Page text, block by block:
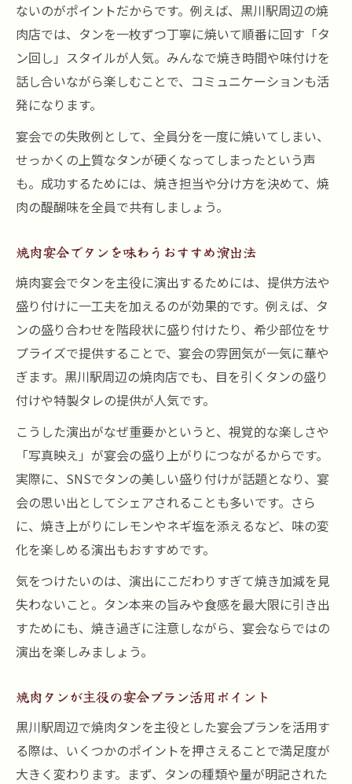
ないのがポイントだからです。例えば、黒川駅周辺の焼
肉店では、タンを一枚ずつ丁寧に焼いて順番に回す「タ
ン回し」スタイルが人気。みんなで焼き時間や味付けを
話し合いながら楽しむことで、コミュニケーションも活
発になります。
宴会での失敗例として、全員分を一度に焼いてしまい、
せっかくの上質なタンが硬くなってしまったという声
も。成功するためには、焼き担当や分け方を決めて、焼
肉の醍醐味を全員で共有しましょう。
焼肉宴会でタンを味わうおすすめ演出法
焼肉宴会でタンを主役に演出するためには、提供方法や
盛り付けに一工夫を加えるのが効果的です。例えば、タ
ンの盛り合わせを階段状に盛り付けたり、希少部位をサ
プライズで提供することで、宴会の雰囲気が一気に華や
ぎます。黒川駅周辺の焼肉店でも、目を引くタンの盛り
付けや特製タレの提供が人気です。
こうした演出がなぜ重要かというと、視覚的な楽しさや
「写真映え」が宴会の盛り上がりにつながるからです。
実際に、SNSでタンの美しい盛り付けが話題となり、宴
会の思い出としてシェアされることも多いです。さら
に、焼き上がりにレモンやネギ塩を添えるなど、味の変
化を楽しめる演出もおすすめです。
気をつけたいのは、演出にこだわりすぎて焼き加減を見
失わないこと。タン本来の旨みや食感を最大限に引き出
すためにも、焼き過ぎに注意しながら、宴会ならではの
演出を楽しみましょう。
焼肉タンが主役の宴会プラン活用ポイント
黒川駅周辺で焼肉タンを主役とした宴会プランを活用す
る際は、いくつかのポイントを押さえることで満足度が
大きく変わります。まず、タンの種類や量が明記された